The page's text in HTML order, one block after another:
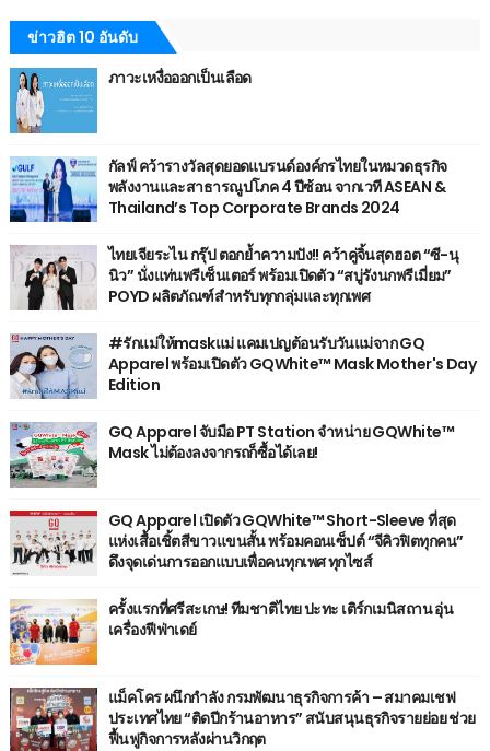
ข่าวฮิต 10 อันดับ
ภาวะเหงื่อออกเป็นเลือด
กัลฟ์ คว้ารางวัลสุดยอดแบรนด์องค์กรไทยในหมวดธุรกิจ
พลังงานและสาธารณูปโภค 4 ปีซ้อน จากเวที ASEAN &
Thailand’s Top Corporate Brands 2024
ไทยเจียระไน กรุ๊ป ตอกย้ำความปัง!! คว้าคู่จิ้นสุดฮอต “ซี-นุ
นิว” นั่งแท่นพรีเซ็นเตอร์ พร้อมเปิดตัว “สบู่รังนกพรีเมี่ยม”
POYD ผลิตภัณฑ์สำหรับทุกกลุ่มและทุกเพศ
#รักแม่ให้maskแม่ แคมเปญต้อนรับวันแม่จาก GQ
Apparel พร้อมเปิดตัว GQWhite™ Mask Mother's Day
Edition
GQ Apparel จับมือ PT Station จำหน่าย GQWhite™
Mask ไม่ต้องลงจากรถก็ซื้อได้เลย!
GQ Apparel เปิดตัว GQWhite™ Short-Sleeve ที่สุด
แห่งเสื้อเชิ้ตสีขาวแขนสั้น พร้อมคอนเซ็ปต์ “จีคิวฟิตทุกคน”
ดึงจุดเด่นการออกแบบเพื่อคนทุกเพศ ทุกไซส์
ครั้งแรกที่ศรีสะเกษ! ทีมชาติไทย ปะทะ เติร์กเมนิสถาน อุ่น
เครื่องฟีฟ่าเดย์
แม็คโคร ผนึกกำลัง กรมพัฒนาธุรกิจการค้า – สมาคมเชฟ
ประเทศไทย “ติดปีกร้านอาหาร” สนับสนุนธุรกิจรายย่อย ช่วย
ฟื้นฟูกิจการหลังผ่านวิกฤต